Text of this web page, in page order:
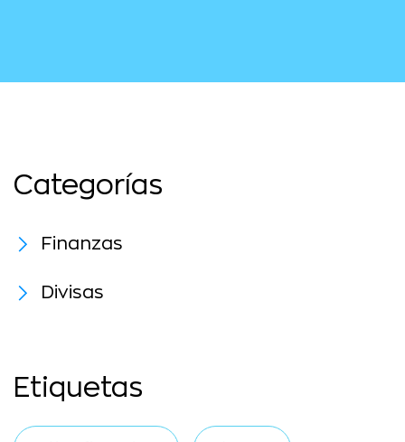
Categorías
Finanzas
Divisas
Etiquetas